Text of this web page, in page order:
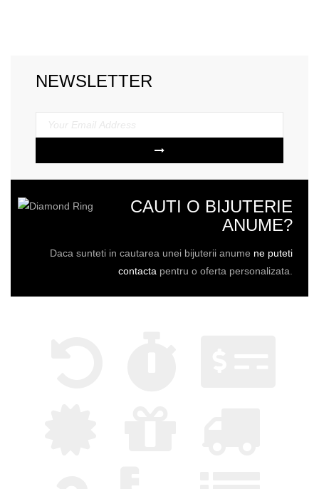
NEWSLETTER
CAUTI O BIJUTERIE
ANUME?
Daca sunteti in cautarea unei bijuterii anume ne puteti
contacta pentru o oferta personalizata.